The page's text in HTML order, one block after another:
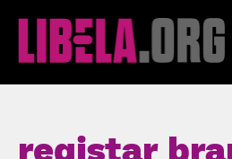
registar